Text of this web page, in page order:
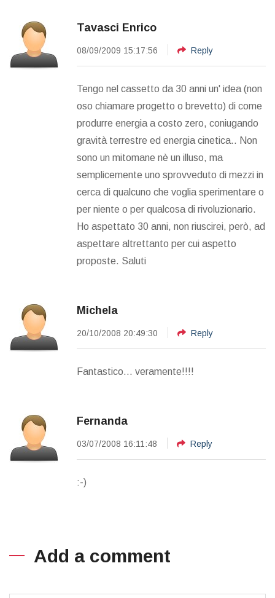
Tavasci Enrico
08/09/2009 15:17:56 Reply
Tengo nel cassetto da 30 anni un' idea (non
oso chiamare progetto o brevetto) di come
produrre energia a costo zero, coniugando
gravità terrestre ed energia cinetica.. Non
sono un mitomane nè un illuso, ma
semplicemente uno sprovveduto di mezzi in
cerca di qualcuno che voglia sperimentare o
per niente o per qualcosa di rivoluzionario.
Ho aspettato 30 anni, non riuscirei, però, ad
aspettare altrettanto per cui aspetto
proposte. Saluti
Michela
20/10/2008 20:49:30 Reply
Fantastico... veramente!!!!
Fernanda
03/07/2008 16:11:48 Reply
:-)
Add a comment